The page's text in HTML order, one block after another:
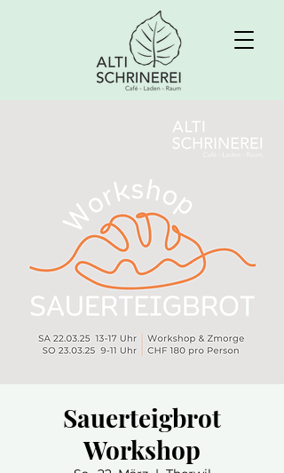
Sauerteigbrot
Workshop